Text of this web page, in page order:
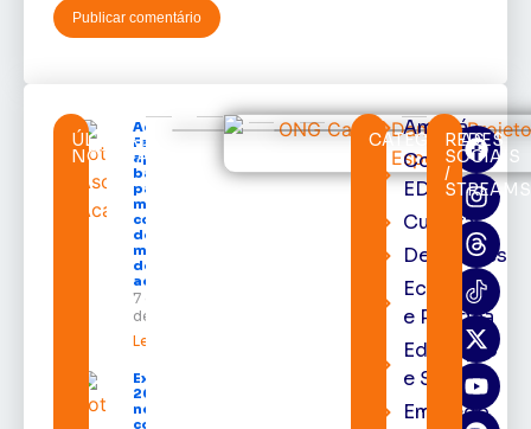
ÚLTIMAS
NOTÍCIAS
Acácio
Favacho
apresenta
balanço
parcial do
mandato
com mais
de R$ 668
milhões
destinados
ao Amapá
7 de agosto
de 2026
Leia mais »
Expofeira
2026 começa
neste sábado
com shows,
CATEGORIAS
Amapá
Cortes
EDcast
Cultura
Destaques
Economia
e Política
Educação
e Saúde
Emprego
REDES
SOCIAIS
/
STREAMS